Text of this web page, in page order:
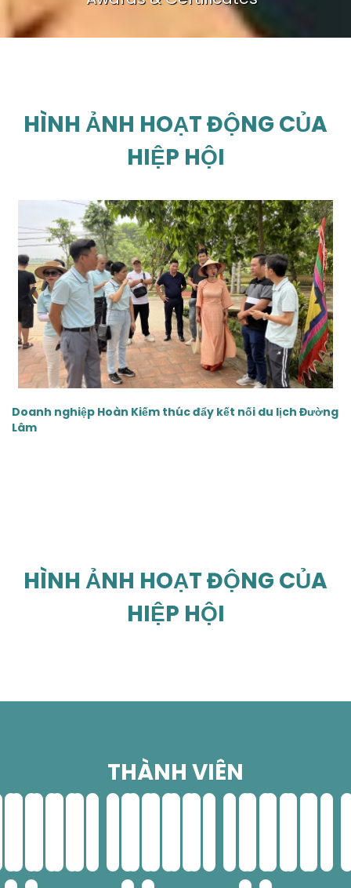
HÌNH ẢNH HOẠT ĐỘNG CỦA
HIỆP HỘI
Doanh nghiệp Hoàn Kiếm thúc đẩy kết nối du lịch Đường
Lâm
‹ ›
HÌNH ẢNH HOẠT ĐỘNG CỦA
HIỆP HỘI
THÀNH VIÊN